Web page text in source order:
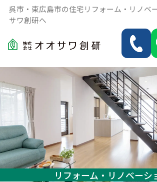
呉市・東広島市の住宅リフォーム・リノベ
サワ創研へ
リフォーム・リノベーシ